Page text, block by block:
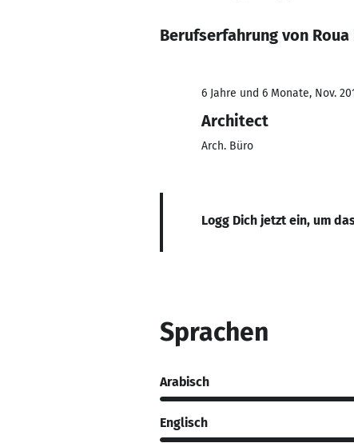
Berufserfahrung von Roua
6 Jahre und 6 Monate, Nov.
Architect
Arch. Büro
Logg Dich jetzt ein, um
Sprachen
Arabisch
Englisch